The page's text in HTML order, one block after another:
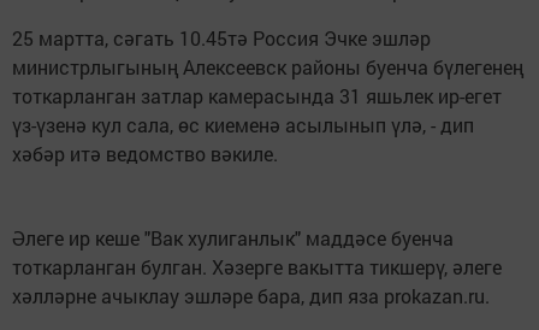
25 мартта, сәгать 10.45тә Россия Эчке эшләр
министрлыгының Алексеевск районы буенча бүлегенең
тоткарланган затлар камерасында 31 яшьлек ир-егет
үз-үзенә кул сала, өс киеменә асылынып үлә, - дип
хәбәр итә ведомство вәкиле.
Әлеге ир кеше "Вак хулиганлык" маддәсе буенча
тоткарланган булган. Хәзерге вакытта тикшерү, әлеге
хәлләрне ачыклау эшләре бара, дип яза prokazan.ru.